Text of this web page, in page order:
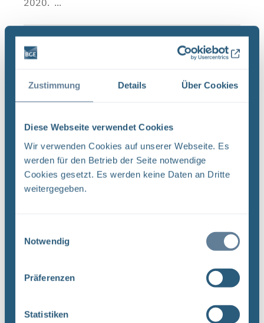
Zustimmung Details Über Cookies
Diese Webseite verwendet Cookies
Wir verwenden Cookies auf unserer Webseite. Es
werden für den Betrieb der Seite notwendige
Cookies gesetzt. Es werden keine Daten an Dritte
weitergegeben.
Notwendig
Präferenzen
Statistiken
Schließzeiten Infostellen Oktober/November
2019
BGE Asse Endlager Konrad Endlager Morsleben Die
einer internen Veranstaltung geschlossen. Auch
Neugier, Skepsis, Verständnis und viele Fragen
Unterlagenbehörde und dem Bundesamt für
Strahlenschutz (BfS) hat die Bundesgesellschaft
Infostellen am 3. und 4. Oktober 2019